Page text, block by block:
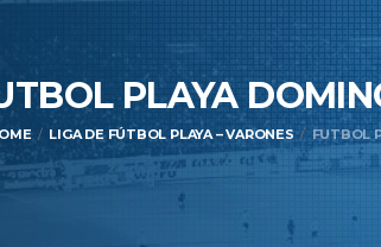
PLAYA
LIGA DE FÚTBOL PLAYA – VARONES FUTBOL